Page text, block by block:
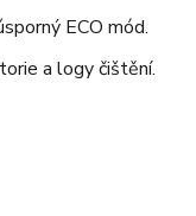
ECO mód.
a logy čištění.